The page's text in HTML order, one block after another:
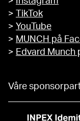
>
TikTok
> YouTube
> MUNCH på
> Edvard Munch
Våre